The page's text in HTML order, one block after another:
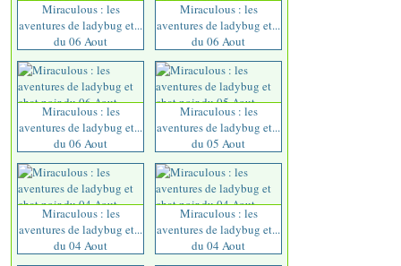
Miraculous : les
aventures de ladybug et...
du 06 Aout
Miraculous : les
aventures de ladybug et...
du 06 Aout
Miraculous : les
aventures de ladybug et...
du 06 Aout
Miraculous : les
aventures de ladybug et...
du 05 Aout
Miraculous : les
aventures de ladybug et...
du 04 Aout
Miraculous : les
aventures de ladybug et...
du 04 Aout